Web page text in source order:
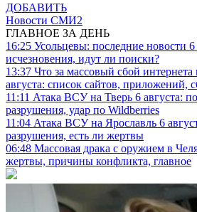
ДОБАВИТЬ
Новости СМИ2
ГЛАВНОЕ ЗА ДЕНЬ
16:25 Усольцевы: последние новости 6
исчезновения, идут ли поиски?
13:37 Что за массовый сбой интернета
августа: список сайтов, приложений,
11:11 Атака ВСУ на Тверь 6 августа:
разрушения, удар по Wildberries
11:04 Атака ВСУ на Ярославль 6
разрушения, есть ли жертвы
06:48 Массовая драка с оружием в
жертвы, причины конфликта, главное